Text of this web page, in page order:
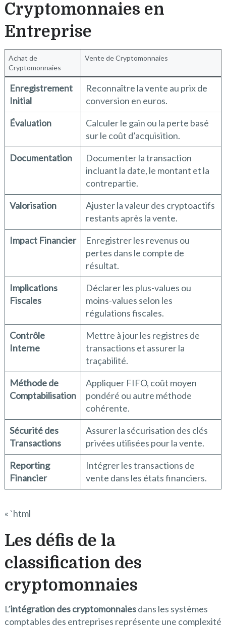
Cryptomonnaies en
Entreprise
Achat de
Cryptomonnaies
Vente de Cryptomonnaies
Enregistrement
Initial
Reconnaître la vente au prix de
conversion en euros.
Évaluation
Calculer le gain ou la perte basé
sur le coût d’acquisition.
Documentation
Documenter la transaction
incluant la date, le montant et la
contrepartie.
Valorisation
Ajuster la valeur des cryptoactifs
restants après la vente.
Impact Financier
Enregistrer les revenus ou
pertes dans le compte de
résultat.
Implications
Fiscales
Déclarer les plus-values ou
moins-values selon les
régulations fiscales.
Contrôle
Interne
Mettre à jour les registres de
transactions et assurer la
traçabilité.
Méthode de
Comptabilisation
Appliquer FIFO, coût moyen
pondéré ou autre méthode
cohérente.
Sécurité des
Transactions
Assurer la sécurisation des clés
privées utilisées pour la vente.
Reporting
Financier
Intégrer les transactions de
vente dans les états financiers.
« `html
Les défis de la
classification des
cryptomonnaies
L’intégration des cryptomonnaiesdans les systèmes
comptables des entreprises représente une complexité